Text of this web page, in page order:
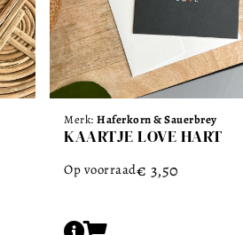
Merk: Haferkorn & Sauerbrey
KAARTJE LOVE HART
Op voorraad€ 3,50